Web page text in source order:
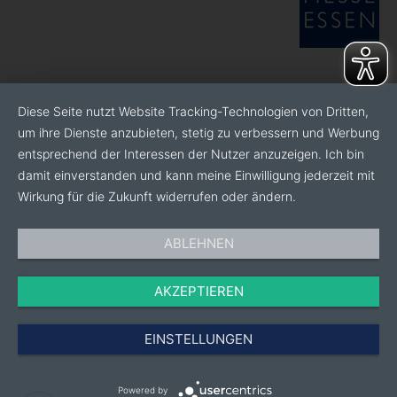
Diese Seite nutzt Website Tracking-Technologien von Dritten,
um ihre Dienste anzubieten, stetig zu verbessern und Werbung
entsprechend der Interessen der Nutzer anzuzeigen. Ich bin
damit einverstanden und kann meine Einwilligung jederzeit mit
Wirkung für die Zukunft widerrufen oder ändern.
ABLEHNEN
AKZEPTIEREN
EINSTELLUNGEN
Powered by